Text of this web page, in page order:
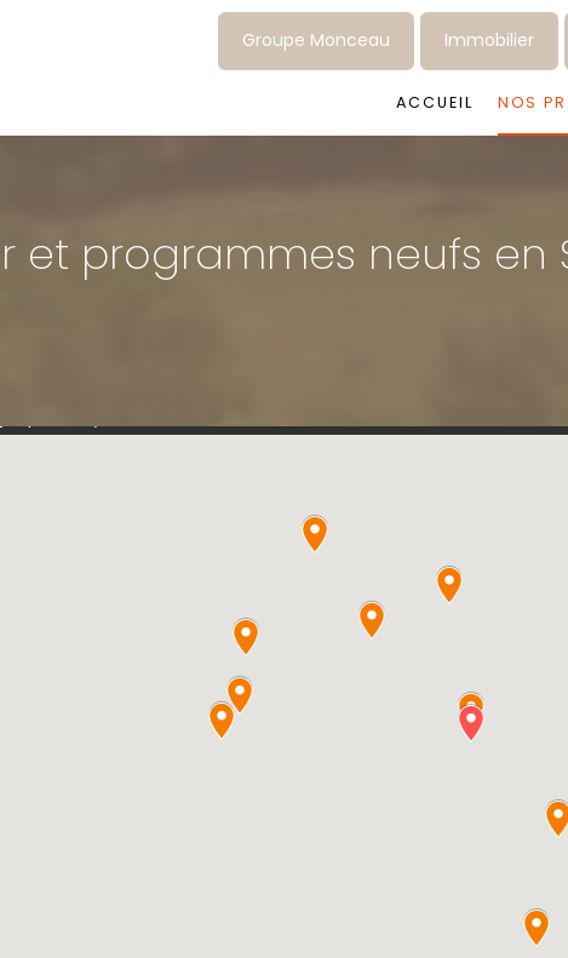
Groupe Monceau Immobilier
ACCUEIL NOS
et programmes neufs en